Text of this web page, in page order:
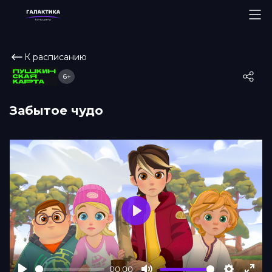
К расписанию
Забытое чудо
6+
00:00
Play